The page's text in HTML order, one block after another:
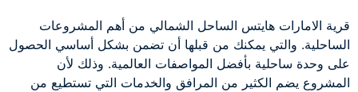
قرية الامارات هايتس الساحل الشمالي من أهم المشروعات
الساحلية. والتي يمكنك من قبلها أن تضمن بشكل أساسي الحصول
على وحدة ساحلية بأفضل المواصفات العالمية. وذلك لأن
المشروع يضم الكثير من المرافق والخدمات التي تستطيع من